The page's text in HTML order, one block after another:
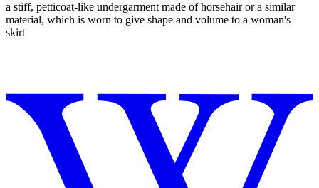
a stiff, petticoat-like undergarment made of horsehair or a similar
material, which is worn to give shape and volume to a woman's
skirt